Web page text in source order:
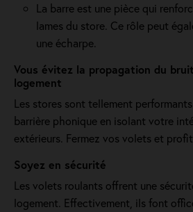
La barre est une pièce qui
lames du store. Ce rôle peut
une écharpe.
Vous évitez la propagation du
logement
Les stores sont tellement
barrière phonique en isolant votre
extérieurs. Fermez vos volets et
Soyez en sécurité
Les volets roulants offrent une
logement. Effectivement, ils font